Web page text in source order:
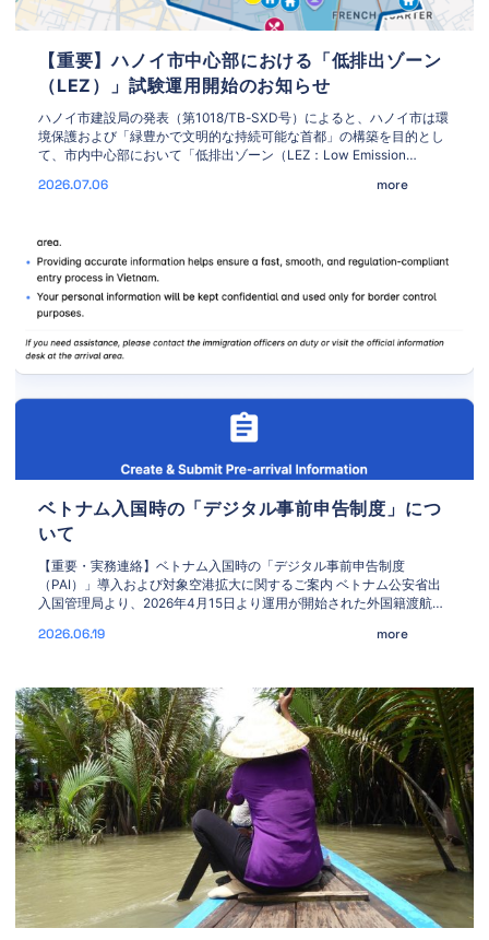
【重要】ハノイ市中心部における「低排出ゾーン
（LEZ）」試験運用開始のお知らせ
ハノイ市建設局の発表（第1018/TB-SXD号）によると、ハノイ市は環
境保護および「緑豊かで文明的な持続可能な首都」の構築を目的とし
て、市内中心部において「低排出ゾーン（LEZ：Low Emission
2026年7月1日 ～ 2026年12月31日 2. 対象エリア Google Map見る 環
2026.07.06 more
ベトナム入国時の「デジタル事前申告制度」につ
いて
【重要・実務連絡】ベトナム入国時の「デジタル事前申告制度
（PAI）」導入および対象空港拡大に関するご案内 ベトナム公安省出
入国管理局より、2026年4月15日より運用が開始された外国籍渡航者
PAI）」につきまして、対象空港の拡大を含む最新の運用状況および手
2026.06.19 more